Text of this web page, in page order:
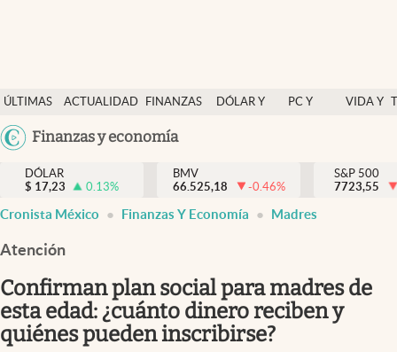
ÚLTIMAS
NOTICIAS
ACTUALIDAD
FINANZAS
DÓLAR Y
PC Y
VIDA Y
México
Finanzas y economía
Actualidad
Finanzas y economía
Dólar y mercados
Pc y celular
Vida y estilo
DÓLAR
$ 17,23 0.13%
BMV
66.525,18
-0.46%
S&P 500
7723,55
Cronista México Finanzas Y Economía Madres
Atención
Confirman plan social para madres de
esta edad: ¿cuánto dinero reciben y
quiénes pueden inscribirse?